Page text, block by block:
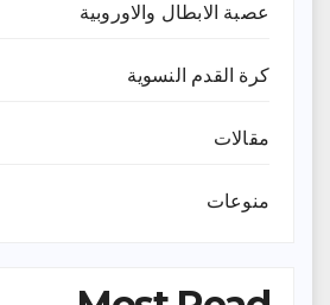
عصبة الابطال والاوروبية
كرة القدم النسوية
مقالات
منوعات